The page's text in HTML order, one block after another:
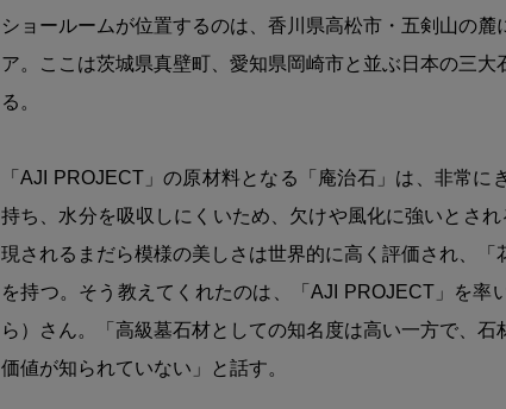
ショールームが位置するのは、香川県高松市・五剣山の麓
ア。ここは茨城県真壁町、愛知県岡崎市と並ぶ日本の三
る。
「AJI PROJECT」の原材料となる「庵治石」は、非常に
持ち、水分を吸収しにくいため、欠けや風化に強いとされ
現されるまだら模様の美しさは世界的に高く評価され、「
を持つ。そう教えてくれたのは、「AJI PROJECT」を率
ら）さん。「高級墓石材としての知名度は高い一方で、
価値が知られていない」と話す。